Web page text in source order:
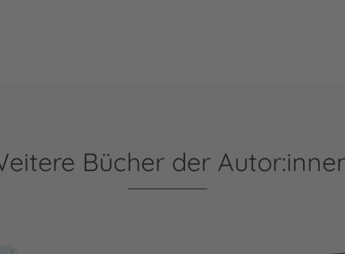
Bücher der